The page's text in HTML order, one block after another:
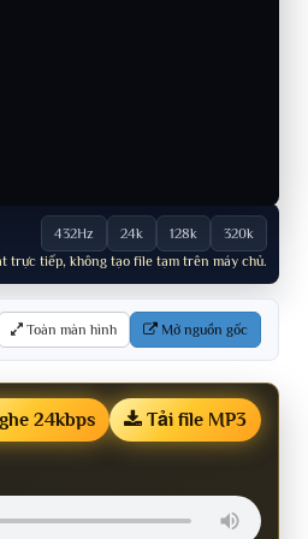
432Hz 24k 128k
320k
trực tiếp, không tạo file tạm trên máy chủ.
Toàn màn hình Mở nguồn gốc
24kbps Tải file MP3